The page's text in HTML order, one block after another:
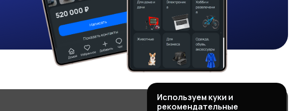
Используем куки и
рекомендательные